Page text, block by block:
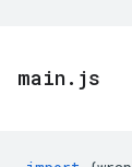
main . js